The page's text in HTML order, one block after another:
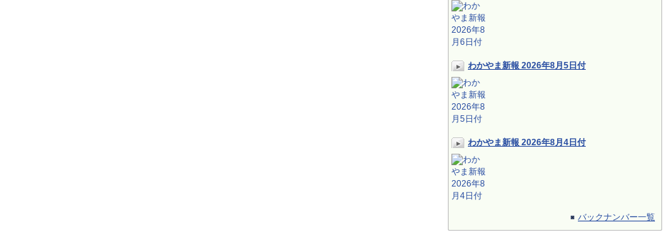
わかやま新報 2026年8月5日付
わかやま新報 2026年8月4日付
バックナンバー一覧